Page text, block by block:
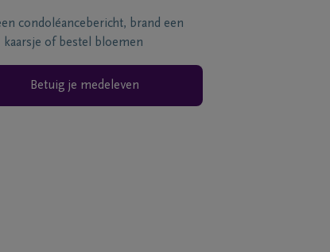
condoléancebericht, brand een
kaarsje of bestel bloemen
Betuig je medeleven